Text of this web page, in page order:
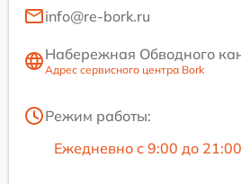
info@re-bork.ru
Набережная Обводного
Адрес сервисного центра Bork
Режим работы:
Ежедневно с 9:00 до 21:00